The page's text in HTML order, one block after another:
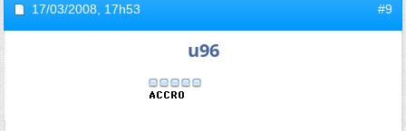
17/03/2008, 17h53 #9
u96